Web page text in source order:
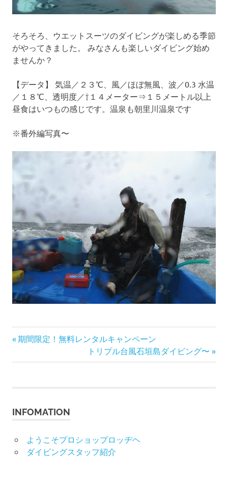
そろそろ、ウエットスーツのダイビングが楽しめる季節
がやってきました。 みなさんも楽しいダイビング始め
ませんか？
【データ】 気温／２３℃、風／ほぼ無風、波／0.3 水温
／１８℃、透明度／⇧１４メーター⇒１５メートル以上
昼食はいつもの感じです。温泉も朝里川温泉です
※番外編写真〜
投
稿
ビ
ー
前
記
期間限定！無料レンタルキャンペーン
次
の
トリプル台風石垣島ダイビング〜
INFOMATION
ようこそプロショップロッヂヘ
ダイビングスタッフ紹介